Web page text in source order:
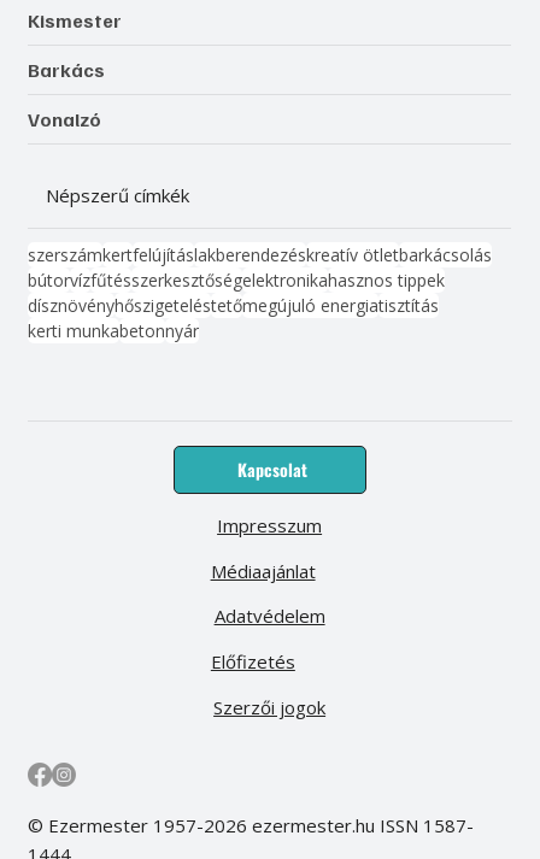
Kismester
Barkács
Vonalzó
Népszerű címkék
szerszámkertfelújításlakberendezéskreatív ötletbarkácsolás
bútorvízfűtésszerkesztőségelektronikahasznos tippek
dísznövényhőszigeteléstetőmegújuló energiatisztítás
kerti munkabetonnyár
Kapcsolat
Médiaajánlat
Előfizetés
Impresszum
Adatvédelem
Szerzői jogok
© Ezermester 1957-2026 ezermester.hu ISSN 1587-
1444